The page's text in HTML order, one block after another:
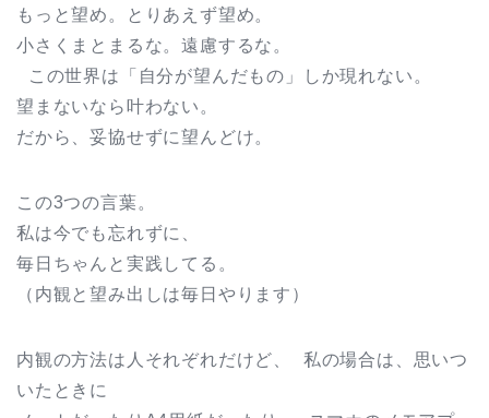
もっと望め。とりあえず望め。
小さくまとまるな。遠慮するな。
この世界は「自分が望んだもの」しか現れない。
望まないなら叶わない。
だから、妥協せずに望んどけ。
この3つの言葉。
私は今でも忘れずに、
毎日ちゃんと実践してる。
（内観と望み出しは毎日やります）
内観の方法は人それぞれだけど、 私の場合は、思いつ
いたときに